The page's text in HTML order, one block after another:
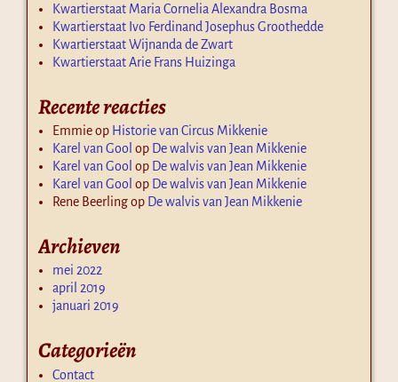
Kwartierstaat Maria Cornelia Alexandra Bosma
Kwartierstaat Ivo Ferdinand Josephus Groothedde
Kwartierstaat Wijnanda de Zwart
Kwartierstaat Arie Frans Huizinga
Recente reacties
Emmieop Historie van Circus Mikkenie
Karel van Gool op De walvis van Jean Mikkenie
Karel van Gool op De walvis van Jean Mikkenie
Karel van Gool op De walvis van Jean Mikkenie
Rene Beerlingop De walvis van Jean Mikkenie
Archieven
mei 2022
april 2019
januari 2019
Categorieën
Contact